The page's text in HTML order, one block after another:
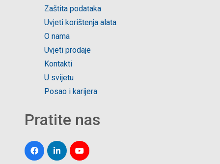
Zaštita podataka
Uvjeti korištenja alata
O nama
Uvjeti prodaje
Kontakti
U svijetu
Posao i karijera
Pratite nas